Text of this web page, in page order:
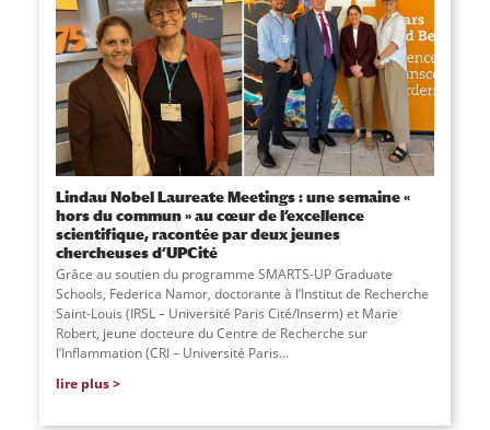
Lindau Nobel Laureate Meetings : une semaine «
hors du commun » au cœur de l’excellence
scientifique, racontée par deux jeunes
chercheuses d’UPCité
Grâce au soutien du programme SMARTS-UP Graduate
Schools, Federica Namor, doctorante à l’Institut de Recherche
Saint-Louis (IRSL – Université Paris Cité/Inserm) et Marie
Robert, jeune docteure du Centre de Recherche sur
l’Inflammation (CRI – Université Paris...
lire plus